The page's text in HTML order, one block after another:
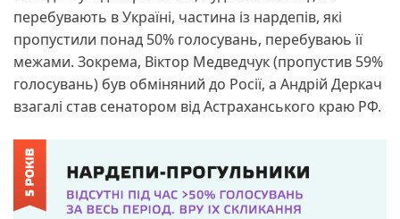
перебувають в Україні, частина із нардепів, які
пропустили понад 50% голосувань, перебуваюь її
межами. Зокрема, Віктор Медведчук (пропустив 59%
голосувань) був обміняний до Росії, а Андрій Деркач
взагалі став сенатором від Астраханського краю РФ.